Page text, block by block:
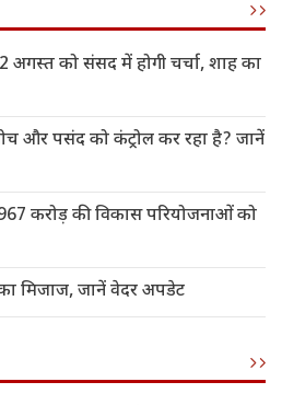
अगस्त को संसद में होगी चर्चा, शाह का
और पसंद को कंट्रोल कर रहा है? जानें
करोड़ की विकास परियोजनाओं को
मिजाज, जानें वेदर अपडेट